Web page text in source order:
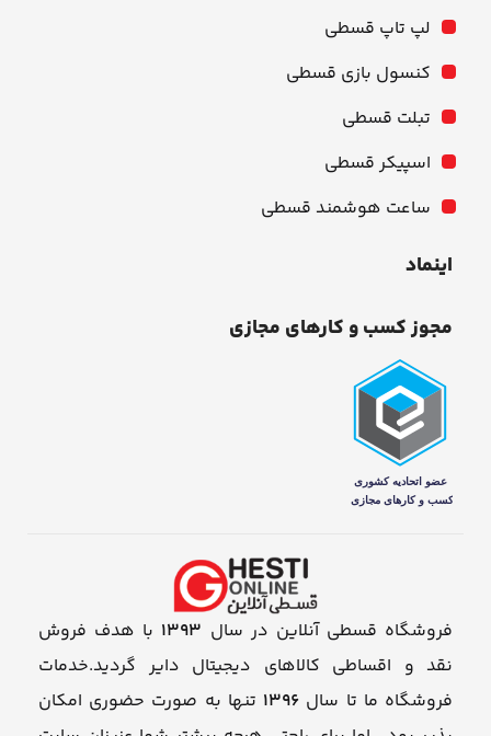
لپ تاپ قسطی
کنسول بازی قسطی
تبلت قسطی
اسپیکر قسطی
ساعت هوشمند قسطی
اینماد
مجوز کسب و کارهای مجازی
فروشگاه قسطی آنلاین در سال 1393 با هدف فروش
نقد و اقساطی کالاهای دیجیتال دایر گردید.خدمات
فروشگاه ما تا سال 1396 تنها به صورت حضوری امکان